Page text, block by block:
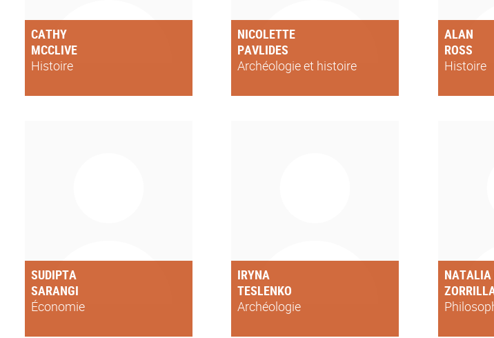
CATHY
MCCLIVE
Histoire
NICOLETTE
PAVLIDES
Archéologie et histoire
ALAN
ROSS
Histoire
SUDIPTA
SARANGI
Économie
IRYNA
TESLENKO
Archéologie
NATALIA